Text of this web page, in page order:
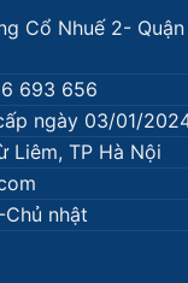
Cổ Nhuế 2- Quận
693 656
ngày 03/01/
Liêm, TP Hà Nội
nhật